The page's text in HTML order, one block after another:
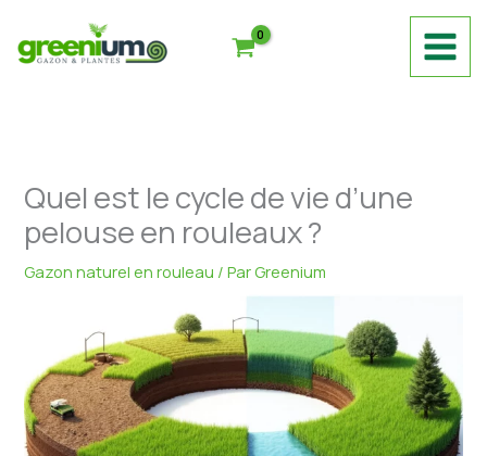
contenu
Quel est le cycle de vie d’une
pelouse en rouleaux ?
Gazon naturel en rouleau / ParGreenium